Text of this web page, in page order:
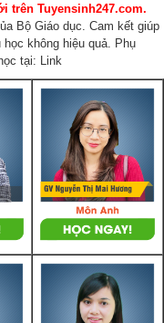
trên Tuyensinh247.com.
Bộ Giáo dục. Cam kết giúp
không hiệu quả. Phụ
tại: Link